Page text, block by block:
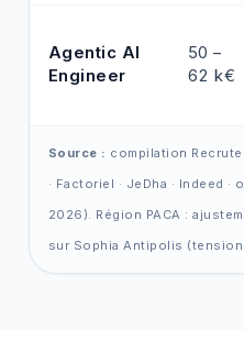
Agentic AI
Engineer
50 –
62 k€
Source : compilation
· Factoriel · JeDha · Indeed
2026). Région PACA :
sur Sophia Antipolis